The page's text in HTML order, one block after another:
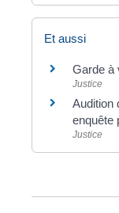
Et aussi
Garde à
Justice
Audition
enquête
Justice